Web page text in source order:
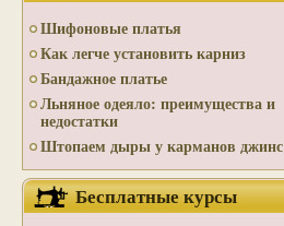
Шифоновые платья
Как легче установить карниз
Бандажное платье
Льняное одеяло: преимущества и
недостатки
Штопаем дыры у карманов джинс
Бесплатные курсы